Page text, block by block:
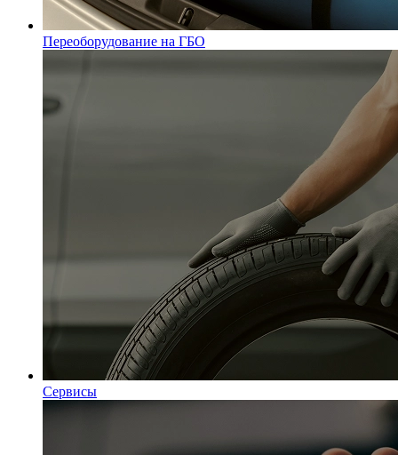
Переоборудование на ГБО
Сервисы